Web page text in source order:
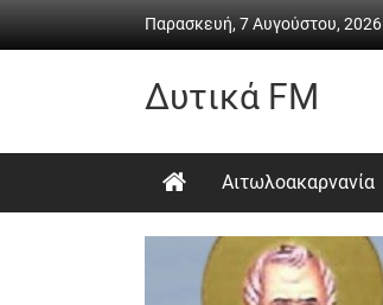
Παρασκευή, 7 Αυγούστου, 2026
Δυτικά FM
Καθημερινή
ψυχαγωγία
Αιτωλοακαρνανία